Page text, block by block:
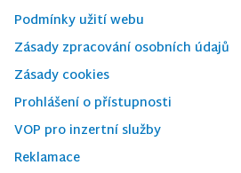
Podmínky užití webu
Zásady zpracování osobních údajů
Zásady cookies
Prohlášení o přístupnosti
VOP pro inzertní služby
Reklamace